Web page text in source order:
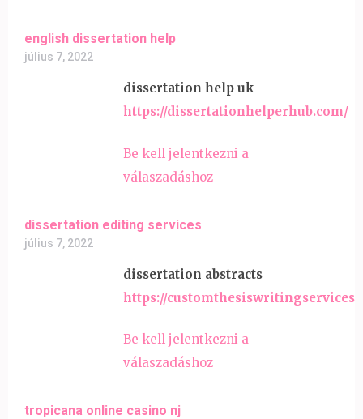
english dissertation help
július 7, 2022
dissertation help uk
https://dissertationhelperhub.com/
Be kell jelentkezni a
válaszadáshoz
dissertation editing services
július 7, 2022
dissertation abstracts
https://
Be kell jelentkezni a
válaszadáshoz
tropicana online casino nj